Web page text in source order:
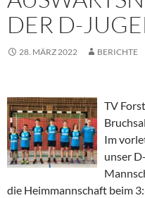
DER D-
28. MÄRZ 2022 BERICHTE
TV
Im
unser
die Heimmannschaft beim